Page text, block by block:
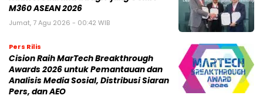
M360 ASEAN 2026
Jumat, 7 Agu 2026 - 00:42 WIB
Pers Rilis
Cision Raih MarTech Breakthrough
Awards 2026 untuk Pemantauan dan
Analisis Media Sosial, Distribusi Siaran
Pers, dan AEO